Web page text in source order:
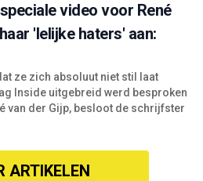
video voor René
'lelijke haters' aan:
ze zich absoluut niet stil laat
Inside uitgebreid werd besproken
van der Gijp, besloot de schrijfster
ARTIKELEN